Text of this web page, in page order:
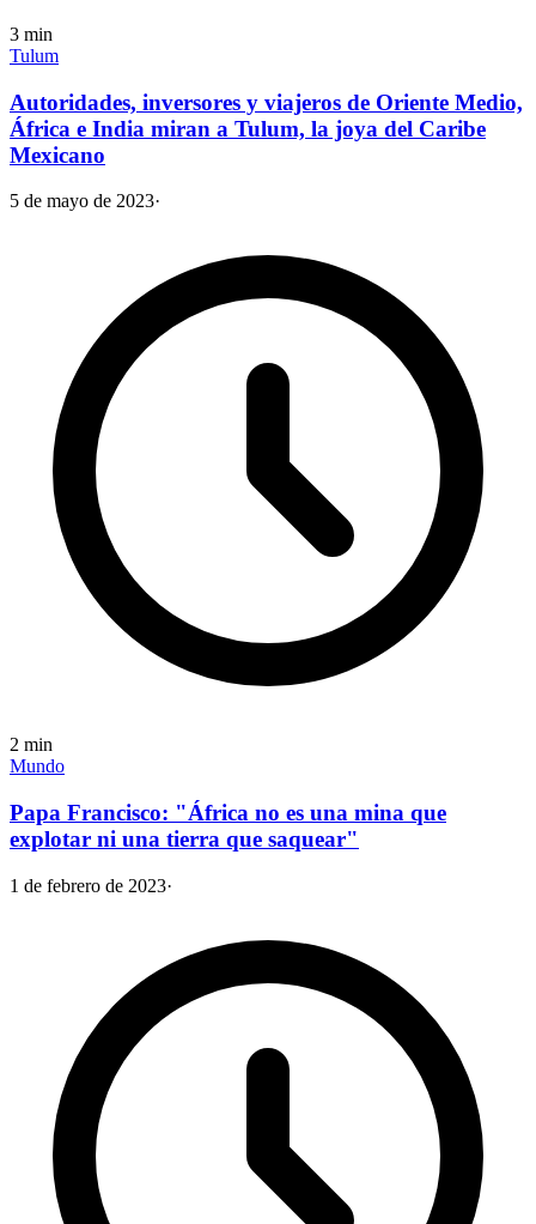
3 min
Tulum
Autoridades, inversores y viajeros de Oriente Medio,
África e India miran a Tulum, la joya del Caribe
Mexicano
5 de mayo de 2023·
2 min
Mundo
Papa Francisco: "África no es una mina que
explotar ni una tierra que saquear"
1 de febrero de 2023·